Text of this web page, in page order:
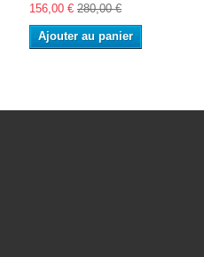
156,00 € 280,00 €
Ajouter au panier